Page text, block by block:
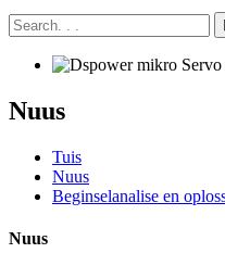
Nuus
Tuis
Nuus
Beginselanalise en
Nuus